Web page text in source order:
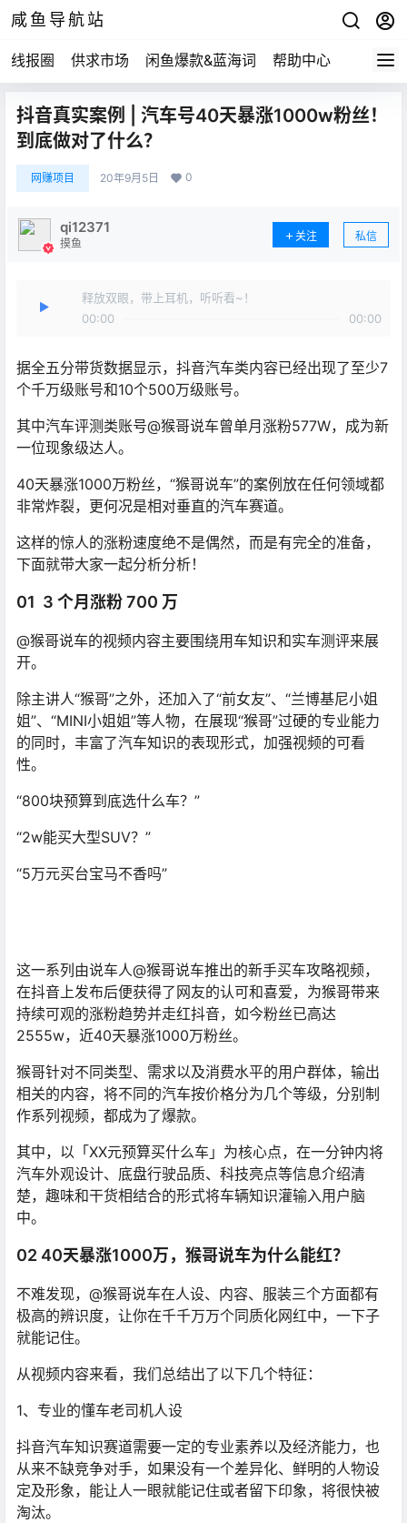
咸鱼导航站
线报圈 供求市场 闲鱼爆款&蓝海词 帮助中心
抖音真实案例 | 汽车号40天暴涨1000w粉丝！
到底做对了什么？
网赚项目 20年9月5日 0
qi12371
摸鱼
关注 私信
释放双眼，带上耳机，听听看~！
00:00
00:00
据全五分带货数据显示，抖音汽车类内容已经出现了至少7
个千万级账号和10个500万级账号。
其中汽车评测类账号@猴哥说车曾单月涨粉577W，成为新
一位现象级达人。
40天暴涨1000万粉丝，“猴哥说车”的案例放在任何领域都
非常炸裂，更何况是相对垂直的汽车赛道。
这样的惊人的涨粉速度绝不是偶然，而是有完全的准备，
下面就带大家一起分析分析！
01 3 个月涨粉 700 万
@猴哥说车的视频内容主要围绕用车知识和实车测评来展
开。
除主讲人“猴哥”之外，还加入了“前女友”、“兰博基尼小姐
姐”、“MINI小姐姐”等人物，在展现“猴哥”过硬的专业能力
的同时，丰富了汽车知识的表现形式，加强视频的可看
性。
“800块预算到底选什么车？”
“2w能买大型SUV？”
“5万元买台宝马不香吗”
这一系列由说车人@猴哥说车推出的新手买车攻略视频，
在抖音上发布后便获得了网友的认可和喜爱，为猴哥带来
持续可观的涨粉趋势并走红抖音，如今粉丝已高达
2555w，近40天暴涨1000万粉丝。
猴哥针对不同类型、需求以及消费水平的用户群体，输出
相关的内容，将不同的汽车按价格分为几个等级，分别制
作系列视频，都成为了爆款。
其中，以「XX元预算买什么车」为核心点，在一分钟内将
汽车外观设计、底盘行驶品质、科技亮点等信息介绍清
楚，趣味和干货相结合的形式将车辆知识灌输入用户脑
中。
02 40天暴涨1000万，猴哥说车为什么能红？
不难发现，@猴哥说车在人设、内容、服装三个方面都有
极高的辨识度，让你在千千万万个同质化网红中，一下子
就能记住。
从视频内容来看，我们总结出了以下几个特征：
1、专业的懂车老司机人设
抖音汽车知识赛道需要一定的专业素养以及经济能力，也
从来不缺竞争对手，如果没有一个差异化、鲜明的人物设
定及形象，能让人一眼就能记住或者留下印象，将很快被
淘汰。